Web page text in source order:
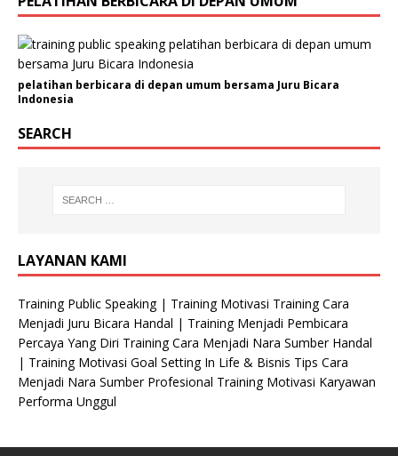
n
i
s
a
s
i
N
o
a
pelatihan berbicara di depan umum bersama Juru Bicara
Indonesia
SEARCH
LAYANAN KAMI
Training Public Speaking | Training Motivasi Training Cara
Menjadi Juru Bicara Handal | Training Menjadi Pembicara
Percaya Yang Diri Training Cara Menjadi Nara Sumber Handal
| Training Motivasi Goal Setting In Life & Bisnis Tips Cara
Menjadi Nara Sumber Profesional Training Motivasi Karyawan
Performa Unggul